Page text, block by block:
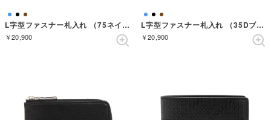
L字型ファスナー札入れ （75ネイビー）
￥20,900
L字型ファスナー札入れ （35Dブラウン）
￥20,900